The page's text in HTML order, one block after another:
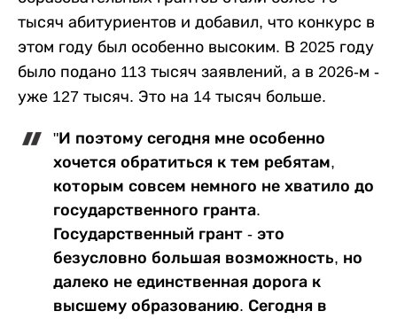
тысяч абитуриентов и добавил, что конкурс в
этом году был особенно высоким. В 2025 году
было подано 113 тысяч заявлений, а в 2026-м -
уже 127 тысяч. Это на 14 тысяч больше.
"И поэтому сегодня мне особенно
хочется обратиться к тем ребятам,
которым совсем немного не хватило до
государственного гранта.
Государственный грант - это
безусловно большая возможность, но
далеко не единственная дорога к
высшему образованию. Сегодня в